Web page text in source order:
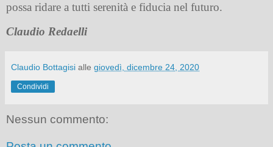
possa ridare a tutti serenità e fiducia nel futuro.
Claudio Redaelli
Claudio Bottagisi alle giovedì, dicembre 24, 2020
Condividi
Nessun commento: